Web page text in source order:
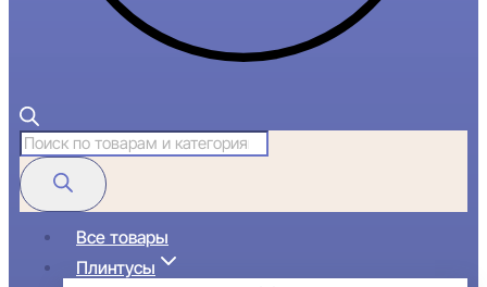
Поиск
товаров
Все товары
Плинтусы